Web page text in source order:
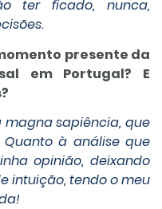
ter ficado, nunca,
presente da
em Portugal? E
magna sapiência, que
Quanto à análise que
opinião, deixando
intuição, tendo o meu